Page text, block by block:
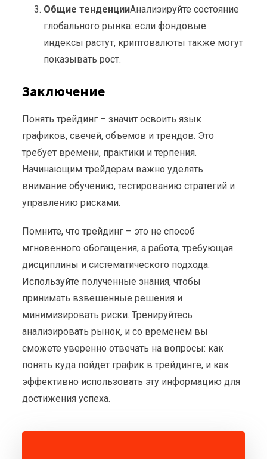
Общие тенденцииАнализируйте состояние
глобального рынка: если фондовые
индексы растут, криптовалюты также могут
показывать рост.
Заключение
Понять трейдинг – значит освоить язык
графиков, свечей, объемов и трендов. Это
требует времени, практики и терпения.
Начинающим трейдерам важно уделять
внимание обучению, тестированию стратегий и
управлению рисками.
Помните, что трейдинг – это не способ
мгновенного обогащения, а работа, требующая
дисциплины и систематического подхода.
Используйте полученные знания, чтобы
принимать взвешенные решения и
минимизировать риски. Тренируйтесь
анализировать рынок, и со временем вы
сможете уверенно отвечать на вопросы: как
понять куда пойдет график в трейдинге, и как
эффективно использовать эту информацию для
достижения успеха.